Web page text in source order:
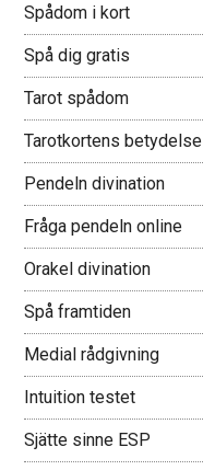
Spådom i kort
Spå dig gratis
Tarot spådom
Tarotkortens betydelse
Pendeln divination
Fråga pendeln online
Orakel divination
Spå framtiden
Medial rådgivning
Intuition testet
Sjätte sinne ESP